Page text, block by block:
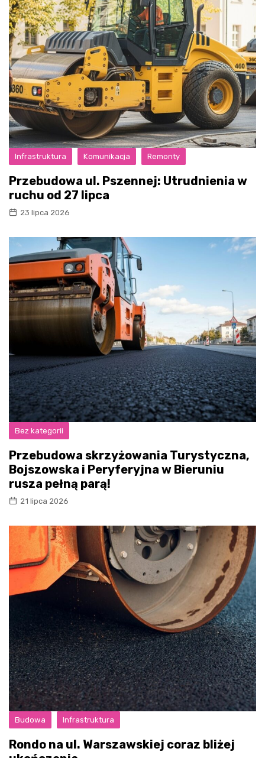
Infrastruktura Komunikacja Remonty
Przebudowa ul. Pszennej: Utrudnienia w
ruchu od 27 lipca
23 lipca 2026
Bez kategorii
Przebudowa skrzyżowania Turystyczna,
Bojszowska i Peryferyjna w Bieruniu
rusza pełną parą!
21 lipca 2026
Budowa Infrastruktura
Rondo na ul. Warszawskiej coraz bliżej